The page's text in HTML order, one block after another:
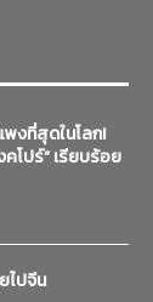
พงที่สุดในโลก!
โปร์” เรียบร้อย
ไปจีน